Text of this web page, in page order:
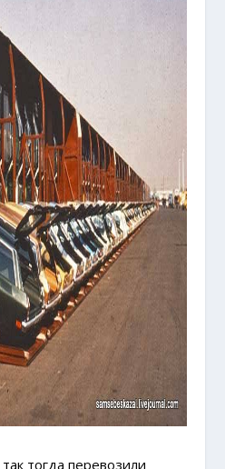
тогда перевозили